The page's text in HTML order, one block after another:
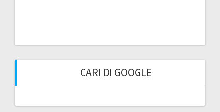
CARI DI GOOGLE